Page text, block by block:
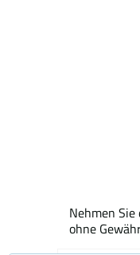
Nehmen
ohne